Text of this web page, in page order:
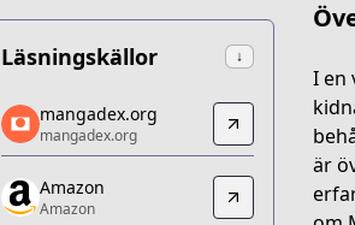
Läsningskällor ↓
mangadex.org
mangadex.org
https://mangadex.org/title/e18fe8c6-
Amazon
mangadex.org
mangadex.org
Amazon
Amazon
I en
är